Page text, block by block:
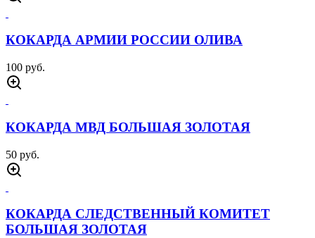
КОКАРДА АРМИИ РОССИИ ОЛИВА
100 руб.
КОКАРДА МВД БОЛЬШАЯ ЗОЛОТАЯ
50 руб.
КОКАРДА СЛЕДСТВЕННЫЙ КОМИТЕТ
БОЛЬШАЯ ЗОЛОТАЯ